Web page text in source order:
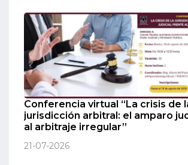
Conferencia virtual “La crisis de
jurisdicción arbitral: el amparo
al arbitraje irregular”
21-07-2026